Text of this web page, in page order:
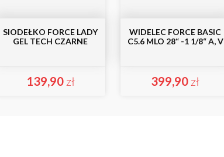
SIODEŁKO FORCE LADY
GEL TECH CZARNE
139,90 zł
WIDELEC FORCE BASIC
C5.6 MLO 28“ -1 1/8“ A, V
399,90 zł